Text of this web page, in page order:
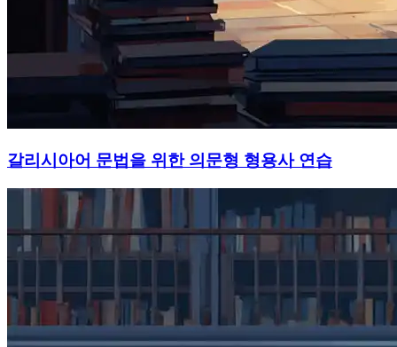
갈리시아어 문법을 위한 의문형 형용사 연습